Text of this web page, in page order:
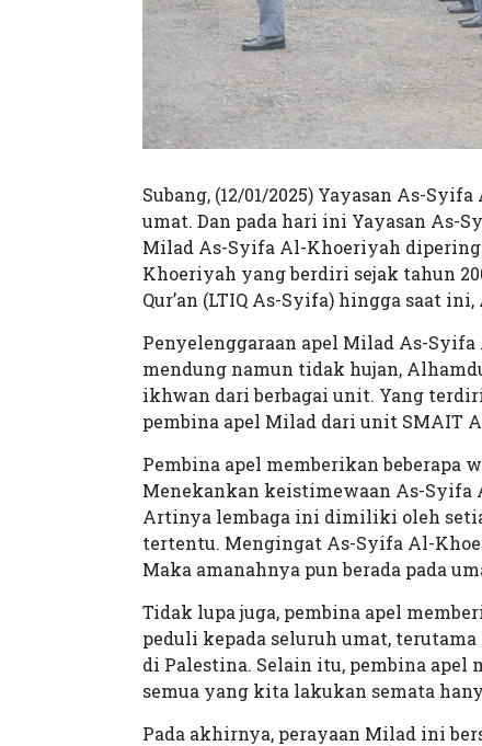
Subang, (12/01/2025) Yayasan As-
umat. Dan pada hari ini Yayasan As-
Milad As-Syifa Al-Khoeriyah
Khoeriyah yang berdiri sejak tahun
Qur’an (LTIQ As-Syifa) hingga saat
Penyelenggaraan apel Milad As-
mendung namun tidak hujan,
ikhwan dari berbagai unit. Yang
pembina apel Milad dari unit SMAIT
Pembina apel memberikan beberapa
Menekankan keistimewaan As-Syifa
Artinya lembaga ini dimiliki oleh
tertentu. Mengingat As-Syifa Al-
Maka amanahnya pun berada pada
Tidak lupa juga, pembina apel
peduli kepada seluruh umat,
di Palestina. Selain itu, pembina
semua yang kita lakukan semata
Pada akhirnya, perayaan Milad ini